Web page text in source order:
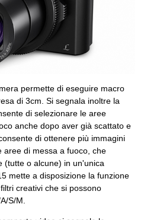
permette di eseguire macro
di 3cm. Si segnala inoltre la
di selezionare le aree
anche dopo aver già scattato e
di ottenere più immagini
aree di messa a fuoco, che
(tutte o alcune) in un'unica
mette a disposizione la funzione
creativi che si possono
S/M.